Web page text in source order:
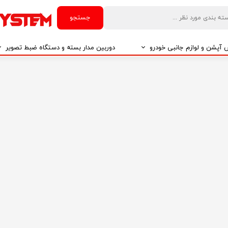
جستجو
و لوازم جانبی خودرو دوربین مدار بسته و دستگاه ضبط تصویر